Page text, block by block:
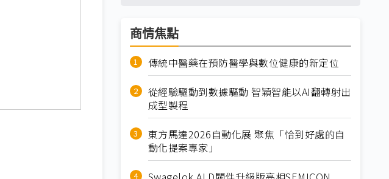
商情焦點
傳統中醫藥在預防醫學與數位健康的新定位
從經驗驅動到數據驅動 智穎智能以AI翻轉射出
成型製程
東方馬達2026自動化展 聚焦「恰到好處的自
動化提案專家」